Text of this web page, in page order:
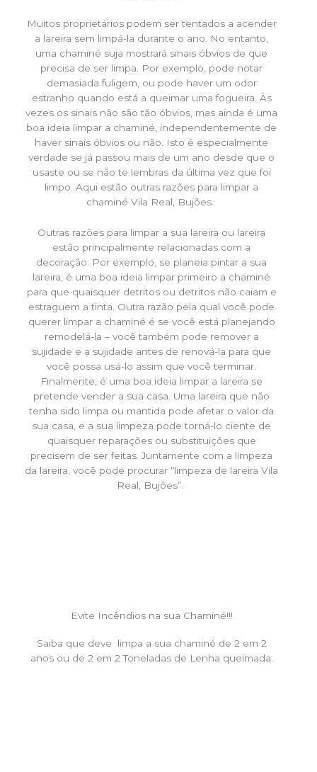
Muitos proprietários podem ser tentados a acender
a lareira sem limpá-la durante o ano. No entanto,
uma chaminé suja mostrará sinais óbvios de que
precisa de ser limpa. Por exemplo, pode notar
demasiada fuligem, ou pode haver um odor
estranho quando está a queimar uma fogueira. Às
vezes os sinais não são tão óbvios, mas ainda é uma
boa ideia limpar a chaminé, independentemente de
haver sinais óbvios ou não. Isto é especialmente
verdade se já passou mais de um ano desde que o
usaste ou se não te lembras da última vez que foi
limpo. Aqui estão outras razões para limpar a
chaminé Vila Real, Bujões.
Outras razões para limpar a sua lareira ou lareira
estão principalmente relacionadas com a
decoração. Por exemplo, se planeia pintar a sua
lareira, é uma boa ideia limpar primeiro a chaminé
para que quaisquer detritos ou detritos não caiam e
estraguem a tinta. Outra razão pela qual você pode
querer limpar a chaminé é se você está planejando
remodelá-la – você também pode remover a
sujidade e a sujidade antes de renová-la para que
você possa usá-lo assim que você terminar.
Finalmente, é uma boa ideia limpar a lareira se
pretende vender a sua casa. Uma lareira que não
tenha sido limpa ou mantida pode afetar o valor da
sua casa, e a sua limpeza pode torná-lo ciente de
quaisquer reparações ou substituições que
precisem de ser feitas. Juntamente com a limpeza
da lareira, você pode procurar “limpeza de lareira Vila
Real, Bujões”.
Evite Incêndios na sua Chaminé!!!
Saiba que deve limpa a sua chaminé de 2 em 2
anos ou de 2 em 2 Toneladas de Lenha queimada.